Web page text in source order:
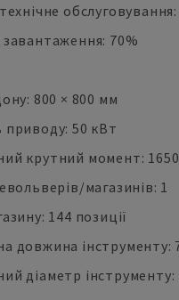
70%
800 × 800 мм
приводу: 50 кВт
крутний момент:
магазинів: 1
144 позиції
довжина інструменту:
діаметр інструменту: